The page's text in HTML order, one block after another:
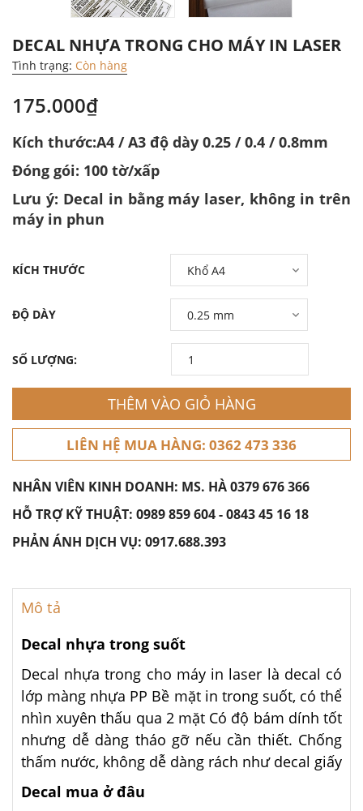
DECAL NHỰA TRONG CHO MÁY IN LASER
Tình trạng: Còn hàng
175.000₫
Kích thước:A4 / A3 độ dày 0.25 / 0.4 / 0.8mm
Đóng gói: 100 tờ/xấp
Lưu ý: Decal in bằng máy laser, không in trên
máy in phun
KÍCH THƯỚC
ĐỘ DÀY
SỐ LƯỢNG:
THÊM VÀO GIỎ HÀNG
LIÊN HỆ MUA HÀNG: 0362 473 336
NHÂN VIÊN KINH DOANH: MS. HÀ0379 676 366
HỖ TRỢ KỸ THUẬT: 0989 859 604-0843 45 16 18
PHẢN ÁNH DỊCH VỤ: 0917.688.393
Mô tả
Decal nhựa trong suốt
Decal nhựa trong cho máy in laser là decal có
lớp màng nhựa PP Bề mặt in trong suốt, có thể
nhìn xuyên thấu qua 2 mặt Có độ bám dính tốt
nhưng dễ dàng tháo gỡ nếu cần thiết. Chống
thấm nước, không dễ dàng rách như decal giấy
Decal mua ở đâu